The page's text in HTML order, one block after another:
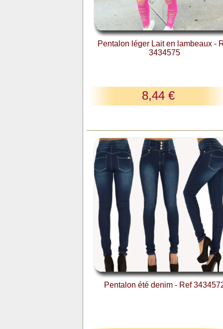
Pentalon léger Lait en lambeaux -
3434575
8,44 €
Pentalon été denim - Ref